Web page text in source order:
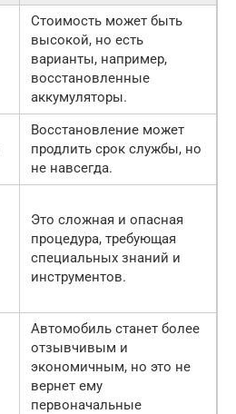
Стоимость может быть
высокой, но есть
варианты, например,
восстановленные
аккумуляторы.
Восстановление может
продлить срок службы, но
не навсегда.
Это сложная и опасная
процедура, требующая
специальных знаний и
инструментов.
Автомобиль станет более
отзывчивым и
экономичным, но это не
вернет ему
первоначальные